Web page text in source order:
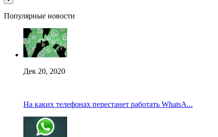
Популярные новости
Дек 20, 2020
На каких телефонах перестанет работать WhatsA...